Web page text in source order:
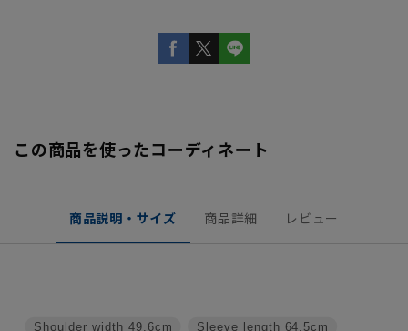
この商品を使ったコーディネート
商品説明・サイズ 商品詳細 レビュー
Sleeve length 64.5cm
Shoulder width 49.6cm